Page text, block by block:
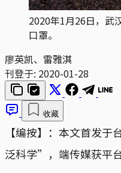
2020年1月26日，武
口罩。
廖英凯、雷雅淇
刊登于: 2020-01-28
收藏
【编按】：本文首发
泛科学”，端传媒获平